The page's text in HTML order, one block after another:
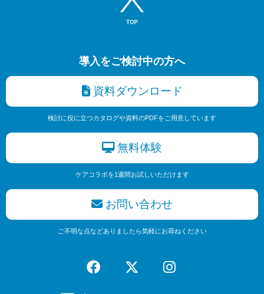
導入をご検討中の方へ
資料ダウンロード
検討に役に立つカタログや資料のPDFをご用意しています
無料体験
ケアコラボを1週間お試しいただけます
お問い合わせ
ご不明な点などありましたら気軽にお尋ねください